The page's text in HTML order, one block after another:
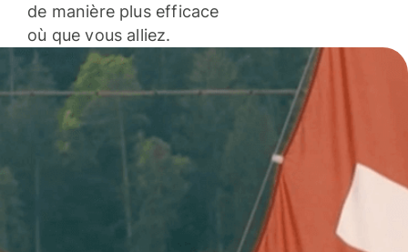
de manière plus efficace
où que vous alliez.